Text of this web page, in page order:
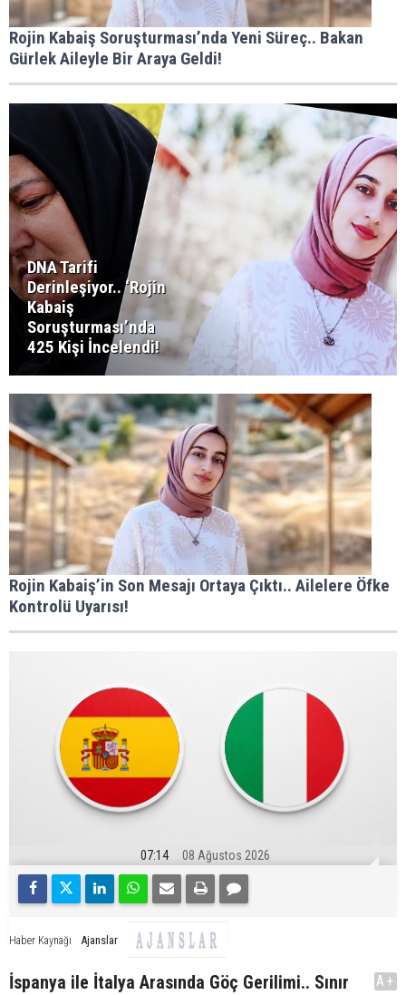
Rojin Kabaiş Soruşturması’nda Yeni Süreç.. Bakan
Gürlek Aileyle Bir Araya Geldi!
DNA Tarifi
Derinleşiyor.. ‘Rojin
Kabaiş
Soruşturması’nda
425 Kişi İncelendi!
Rojin Kabaiş’in Son Mesajı Ortaya Çıktı.. Ailelere Öfke
Kontrolü Uyarısı!
07:14 08 Ağustos 2026
Haber Kaynağı Ajanslar
İspanya ile İtalya Arasında Göç Gerilimi.. Sınır
A+